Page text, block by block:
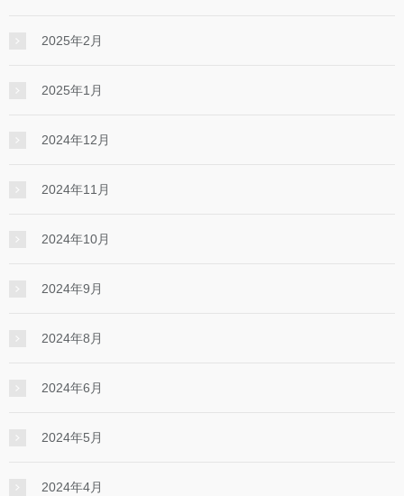
2025年2月
2025年1月
2024年12月
2024年11月
2024年10月
2024年9月
2024年8月
2024年6月
2024年5月
2024年4月